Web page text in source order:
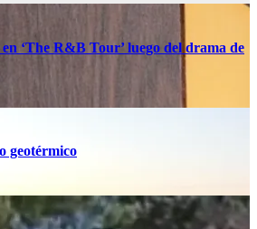
‘The R&B Tour’ luego del drama de
geotérmico